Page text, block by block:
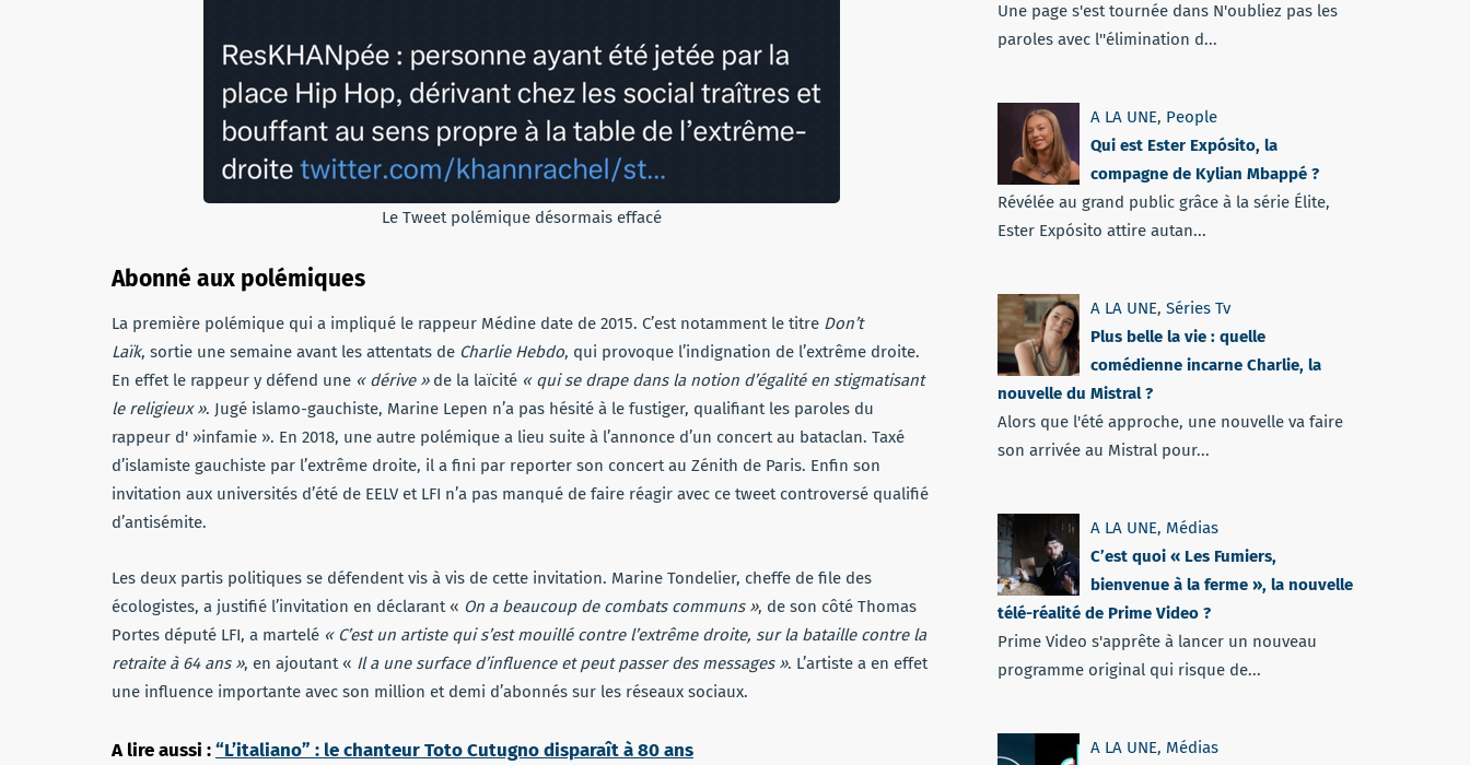
Le Tweet polémique désormais effacé
Abonné aux polémiques
La première polémique qui a impliqué le rappeur Médine date de 2015. C’est notamment le titre Don’t
Laïk, sortie une semaine avant les attentats de Charlie Hebdo, qui provoque l’indignation de l’extrême droite.
En effet le rappeur y défend une « dérive »de la laïcité « qui se drape dans la notion d’égalité en stigmatisant
le religieux ». Jugé islamo-gauchiste, Marine Lepen n’a pas hésité à le fustiger, qualifiant les paroles du
rappeur d' »infamie ». En 2018, une autre polémique a lieu suite à l’annonce d’un concert au bataclan. Taxé
d’islamiste gauchiste par l’extrême droite, il a fini par reporter son concert au Zénith de Paris. Enfin son
invitation aux universités d’été de EELV et LFI n’a pas manqué de faire réagir avec ce tweet controversé qualifié
d’antisémite.
Les deux partis politiques se défendent vis à vis de cette invitation. Marine Tondelier, cheffe de file des
écologistes, a justifié l’invitation en déclarant « On a beaucoup de combats communs », de son côté Thomas
Portes député LFI, a martelé « C’est un artiste qui s’est mouillé contre l’extrême droite, sur la bataille contre la
retraite à 64 ans », en ajoutant « Il a une surface d’influence et peut passer des messages ». L’artiste a en effet
une influence importante avec son million et demi d’abonnés sur les réseaux sociaux.
A lire aussi :“L’italiano” : le chanteur Toto Cutugno disparaît à 80 ans
Une page s'est tournée dans N'oubliez pas les
paroles avec l''élimination d...
A LA UNE, People
Qui est Ester Expósito, la
compagne de Kylian Mbappé ?
Révélée au grand public grâce à la série Élite,
Ester Expósito attire autan...
A LA UNE, Séries Tv
Plus belle la vie : quelle
comédienne incarne Charlie, la
nouvelle du Mistral ?
Alors que l'été approche, une nouvelle va faire
son arrivée au Mistral pour...
A LA UNE, Médias
C’est quoi « Les Fumiers,
bienvenue à la ferme », la nouvelle
télé-réalité de Prime Video ?
Prime Video s'apprête à lancer un nouveau
programme original qui risque de...
A LA UNE, Médias